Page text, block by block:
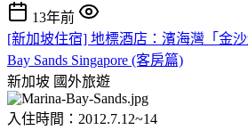
13年前
[新加坡住宿] 地標酒店：濱海灣「金
Bay Sands Singapore (客房篇)
新加坡 國外旅遊
入住時間：2012.7.12~14